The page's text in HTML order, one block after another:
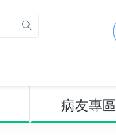
病友專區